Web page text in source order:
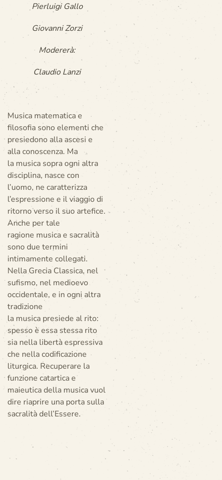
Pierluigi Gallo
Giovanni Zorzi
Modererà:
Claudio Lanzi
Musica matematica e
filosofia sono elementi che
presiedono alla ascesi e
alla conoscenza. Ma
la musica sopra ogni altra
disciplina, nasce con
l’uomo, ne caratterizza
l’espressione e il viaggio di
ritorno verso il suo artefice.
Anche per tale
ragione musica e sacralità
sono due termini
intimamente collegati.
Nella Grecia Classica, nel
sufismo, nel medioevo
occidentale, e in ogni altra
tradizione
la musica presiede al rito:
spesso è essa stessa rito
sia nella libertà espressiva
che nella codificazione
liturgica. Recuperare la
funzione catartica e
maieutica della musica vuol
dire riaprire una porta sulla
sacralità dell’Essere.